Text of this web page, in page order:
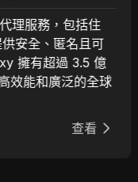
理服務，包括住
安全、匿名且可
擁有超過 3.5 億
效能和廣泛的全球
容。該服務支援
靈活性並與多種
查看